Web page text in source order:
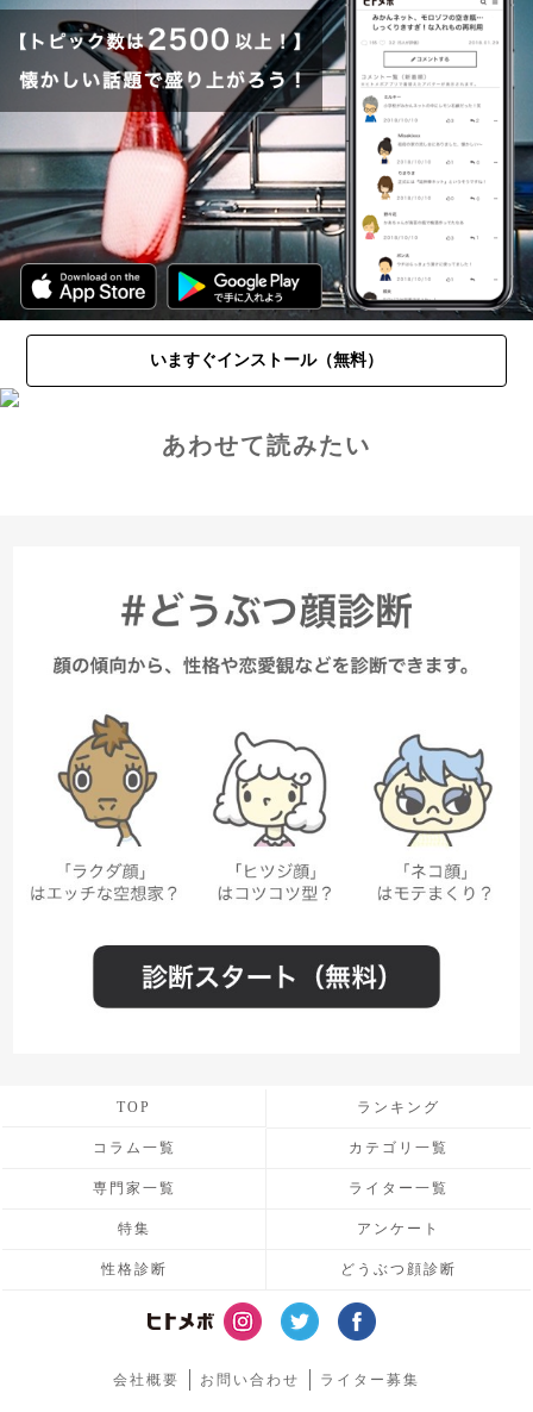
いますぐインストール（無料）
あわせて読みたい
TOP ランキング
コラム一覧 カテゴリ一覧
専門家一覧 ライター一覧
特集 アンケート
性格診断 どうぶつ顔診断
会社概要 お問い合わせ ライター募集